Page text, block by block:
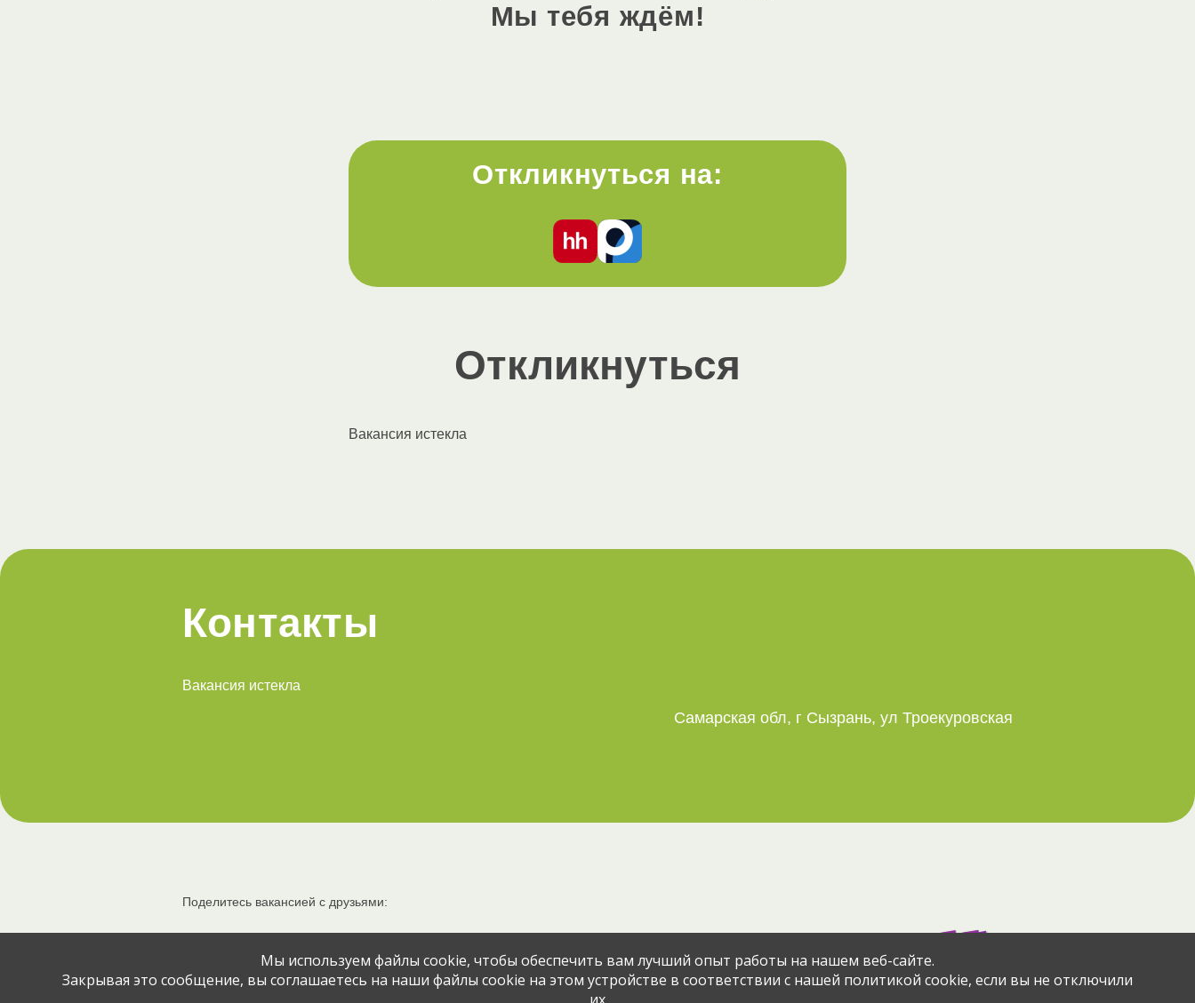
Мы тебя ждём!
Откликнуться на:
Откликнуться
Вакансия истекла
Контакты
Вакансия истекла
Самарская обл, г Сызрань, ул Троекуровская
Поделитесь вакансией с друзьями:
© Jobcart, 2023
Мы используем файлы cookie, чтобы обеспечить вам лучший опыт работы на нашем веб-сайте.
Закрывая это сообщение, вы соглашаетесь на наши файлы cookie на этом устройстве в соответствии с нашей политикой cookie, если вы не отключили